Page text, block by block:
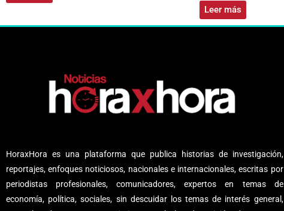
Leer más
HoraxHora es una plataforma que publica historias de investigación,
reportajes, enfoques noticiosos, nacionales e internacionales, escritas por
periodistas profesionales, comunicadores, expertos en temas de
economía, política, sociales, sin descuidar los temas de interés general,